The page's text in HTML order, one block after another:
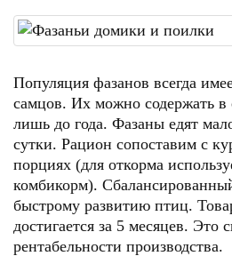
Популяция фазанов всегда
самцов. Их можно содержать в
лишь до года. Фазаны едят
сутки. Рацион сопоставим с
порциях (для откорма
комбикорм).
быстрому развитию птиц.
достигается за 5 месяцев. Это
рентабельности производства.